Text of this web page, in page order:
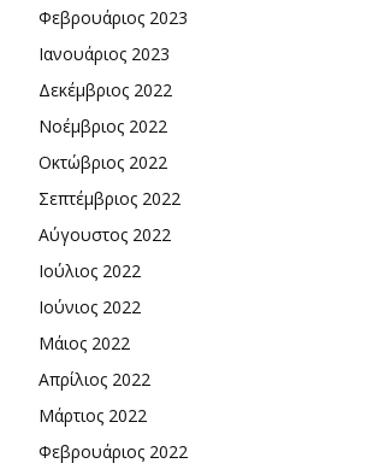
Φεβρουάριος 2023
Ιανουάριος 2023
Δεκέμβριος 2022
Νοέμβριος 2022
Οκτώβριος 2022
Σεπτέμβριος 2022
Αύγουστος 2022
Ιούλιος 2022
Ιούνιος 2022
Μάιος 2022
Απρίλιος 2022
Μάρτιος 2022
Φεβρουάριος 2022